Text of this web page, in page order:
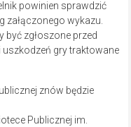
powinien sprawdzić
załączonego wykazu.
być zgłoszone przed
uszkodzeń gry traktowane
Publicznej im.